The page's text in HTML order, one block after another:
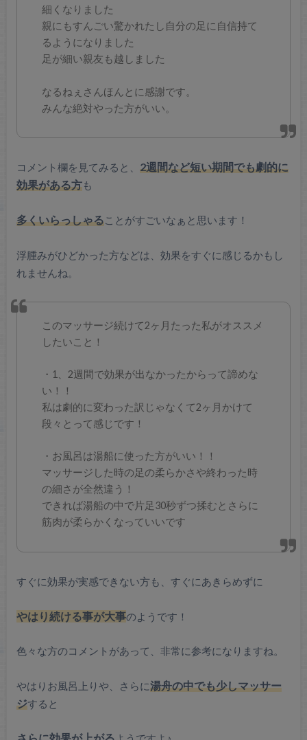
細くなりました
親にもすんごい驚かれたし自分の足に自信持て
るようになりました
足が細い親友も越しました
なるねぇさんほんとに感謝です。
みんな絶対やった方がいい。
コメント欄を見てみると、 2週間など短い期間でも劇的に
効果がある方も
多くいらっしゃることがすごいなぁと思います！
浮腫みがひどかった方などは、効果をすぐに感じるかもし
れませんね。
このマッサージ続けて2ヶ月たった私がオススメ
したいこと！
・1、2週間で効果が出なかったからって諦めな
い！！
私は劇的に変わった訳じゃなくて2ヶ月かけて
段々とって感じです！
・お風呂は湯船に使った方がいい！！
マッサージした時の足の柔らかさや終わった時
の細さが全然違う！
できれば湯船の中で片足30秒ずつ揉むとさらに
筋肉が柔らかくなっていいです
すぐに効果が実感できない方も、すぐにあきらめずに
やはり続ける事が大事のようです！
色々な方のコメントがあって、非常に参考になりますね。
やはりお風呂上りや、さらに湯舟の中でも少しマッサー
ジすると